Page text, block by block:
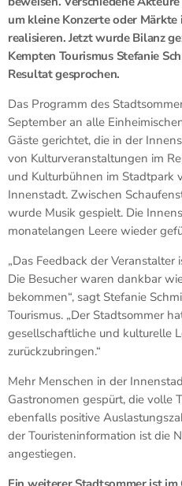
um kleine Konzerte oder
realisieren. Jetzt wurde Bilanz
Kempten Tourismus Stefanie
Resultat gesprochen.
Das Programm des
September an alle
Gäste gerichtet, die in der
von Kulturveranstaltungen im
und Kulturbühnen im Stadtpark
Innenstadt. Zwischen
wurde Musik gespielt. Die
monatelangen Leere wieder
„Das Feedback der
Die Besucher waren dankbar
bekommen“, sagt Stefanie
Tourismus. „Der Stadtsommer
gesellschaftliche und kulturelle
zurückzubringen.“
Mehr Menschen in der
Gastronomen gespürt, die volle
ebenfalls positive
der Touristeninformation ist die
angestiegen.